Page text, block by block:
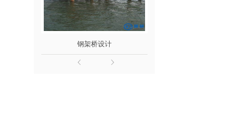
钢架桥设计